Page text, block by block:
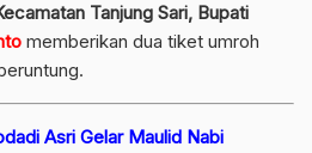
Tanjung Sari, Bupati
memberikan dua tiket umroh
Asri Gelar Maulid Nabi